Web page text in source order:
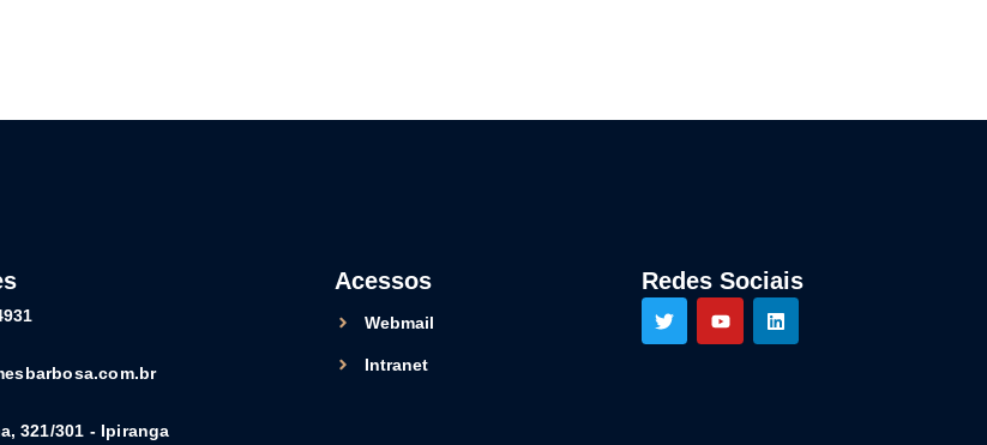
321/301 - Ipiranga
Acessos
Webmail
Intranet
Redes Sociais